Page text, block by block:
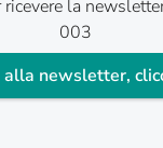
la
003
alla newsletter,